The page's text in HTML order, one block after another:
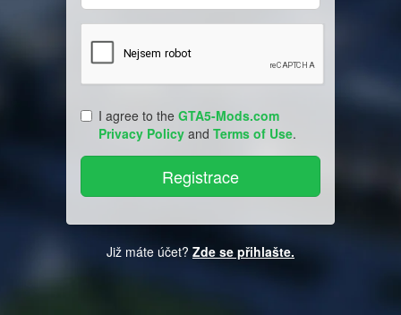
I agree to the GTA5-Mods.com
Privacy Policy and Terms of Use.
Již máte účet? Zde se přihlašte.